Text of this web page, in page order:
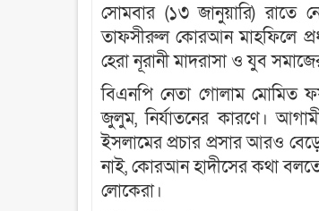
সোমবার (১৩ জানুয়ারি) রাতে
তাফসীরুল কোরআন মাহফিলে
হেরা নূরানী মাদরাসা ও যুব
বিএনপি নেতা গোলাম মোমিত
জুলুম, নির্যাতনের কারণে।
ইসলামের প্রচার প্রসার আরও
নাই, কোরআন হাদীসের কথা
লোকেরা।